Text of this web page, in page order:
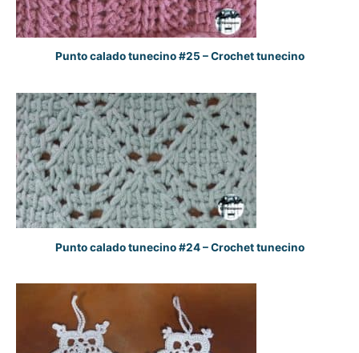
Punto calado tunecino #25 – Crochet tunecino
Punto calado tunecino #24 – Crochet tunecino